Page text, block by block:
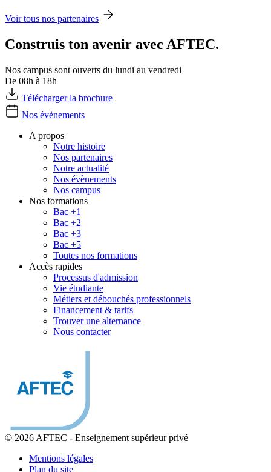
Voir tous nos partenaires
Construis ton avenir avec AFTEC.
Nos campus sont ouverts du lundi au vendredi
De 08h à 18h
Télécharger la brochure
Nos évènements
A propos
Notre histoire
Nos partenaires
Notre actualité
Nos évènements
Nos campus
Nos formations
Bac +1
Bac +2
Bac +3
Bac +5
Toutes nos formations
Accès rapides
Processus d'admission
Vie étudiante
Métiers et débouchés professionnels
Financement & tarifs
Trouver une alternance
Nous contacter
© 2026 AFTEC - Enseignement supérieur privé
Mentions légales
Plan du site